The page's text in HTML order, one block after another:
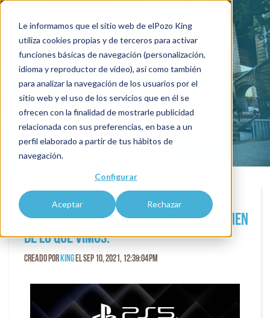
Le informamos que el sitio web de elPozo King
utiliza cookies propias y de terceros para activar
funciones básicas de navegación (personalización,
idioma y reproductor de vídeo), así como también
para analizar la navegación de los usuarios por el
sitio web y el uso de los servicios que en él se
ofrecen con la finalidad de mostrarle publicidad
relacionada con sus preferencias, en base a un
perfil elaborado a partir de tus hábitos de
navegación.
Configurar
Aceptar Rechazar
blogKING
Playstation Showcases 2021. El resumen
de lo que vimos.
Creado por King el Sep 10, 2021, 12:39:04 PM